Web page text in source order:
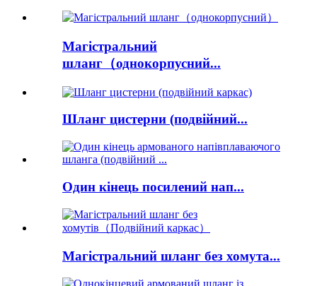
Магістральний
шланг（однокорпусний...
Шланг цистерни (подвійний...
Один кінець посилений нап...
Магістральний шланг без хомута...